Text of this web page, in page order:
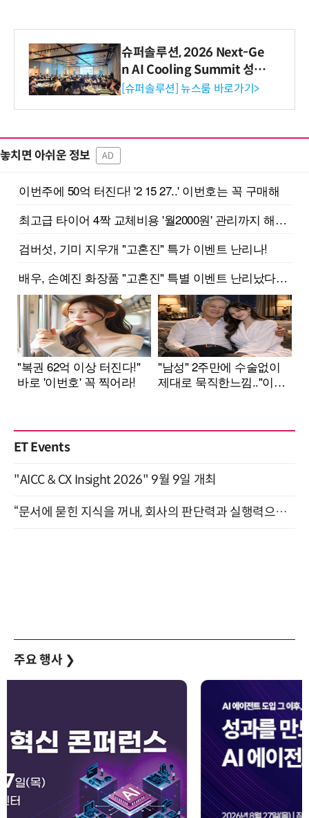
슈퍼솔루션, 2026 Next-Ge
n AI Cooling Summit 성황
리 성료
[슈퍼솔루션] 뉴스룸 바로가기>
놓치면 아쉬운 정보 AD
ET Events
"AICC & CX Insight 2026" 9월 9일 개최
“문서에 묻힌 지식을 꺼내, 회사의 판단력과 실행력으로 바꾸다” (8/20)
주요 행사 ❯